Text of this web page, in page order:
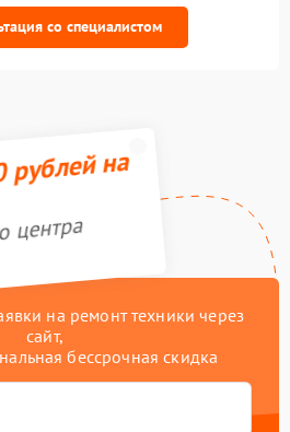
700 рублей
750 рублей
400 рублей
со специалистом
на
центра
на ремонт техники через
сайт,
бессрочная скидка